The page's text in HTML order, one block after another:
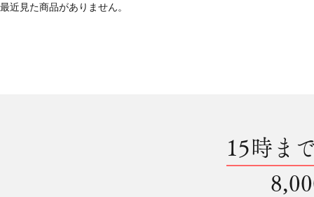
最近見た商品がありません。
15時ま